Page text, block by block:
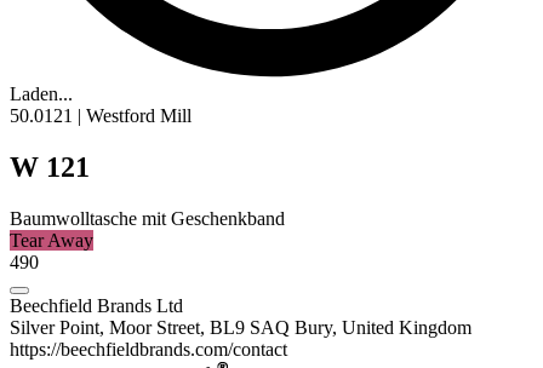
Laden...
50.0121 | Westford Mill
W 121
Baumwolltasche mit Geschenkband
Tear Away
490
Beechfield Brands Ltd
Silver Point, Moor Street, BL9 SAQ Bury, United Kingdom
https://beechfieldbrands.com/contact